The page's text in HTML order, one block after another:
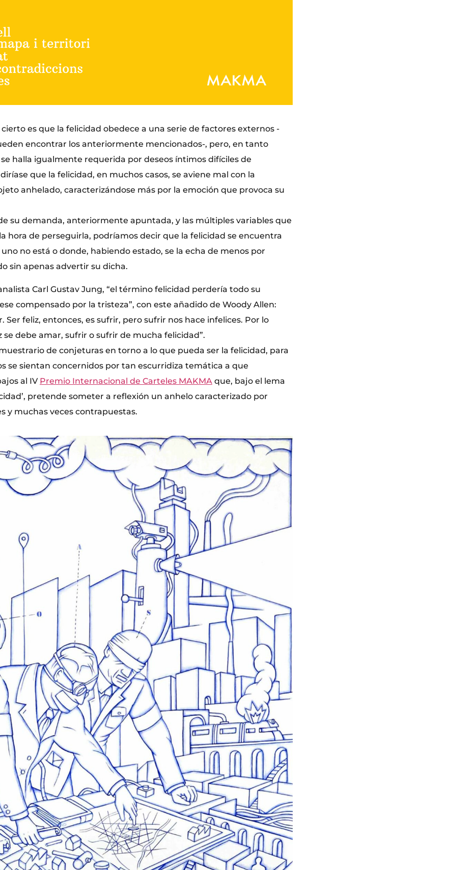
es que la felicidad obedece a una serie de factores externos -
encontrar los anteriormente mencionados-, pero, en tanto
halla igualmente requerida por deseos íntimos difíciles de
que la felicidad, en muchos casos, se aviene mal con la
anhelado, caracterizándose más por la emoción que provoca su
su demanda, anteriormente apuntada, y las múltiples variables que
hora de perseguirla, podríamos decir que la felicidad se encuentra
no está o donde, habiendo estado, se la echa de menos por
sin apenas advertir su dicha.
Carl Gustav Jung, “el término felicidad perdería todo su
compensado por la tristeza”, con este añadido de Woody Allen:
Ser feliz, entonces, es sufrir, pero sufrir nos hace infelices. Por lo
se debe amar, sufrir o sufrir de mucha felicidad”.
de conjeturas en torno a lo que pueda ser la felicidad, para
se sientan concernidos por tan escurridiza temática a que
al IV Premio Internacional de Carteles MAKMA que, bajo el lema
pretende someter a reflexión un anhelo caracterizado por
y muchas veces contrapuestas.